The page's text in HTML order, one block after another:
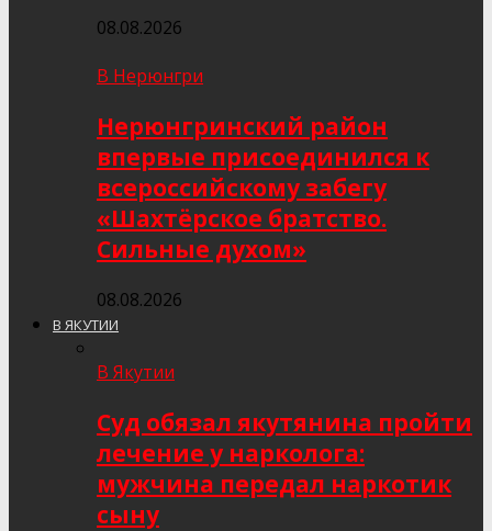
08.08.2026
В Нерюнгри
Нерюнгринский район
впервые присоединился к
всероссийскому забегу
«Шахтёрское братство.
Сильные духом»
08.08.2026
В ЯКУТИИ
В Якутии
Суд обязал якутянина пройти
лечение у нарколога:
мужчина передал наркотик
сыну